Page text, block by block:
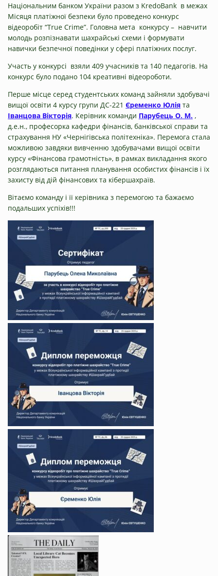
Національним банком України разом з KredoBank в межах
Місяця платіжної безпеки було проведено конкурс
відеоробіт “True Crime”. Головна мета конкурсу – навчити
молодь розпізнавати шахрайські схеми і формувати
навички безпечної поведінки у сфері платіжних послуг.
Участь у конкурсі взяли 409 учасників та 140 педагогів. На
конкурс було подано 104 креативні відеороботи.
Перше місце серед студентських команд зайняли здобувачі
вищої освіти 4 курсу групи ДС-221 Єременко Юлія та
Іванцова Вікторія. Керівник команди Парубець О. М. ,
д.е.н., професорка кафедри фінансів, банківської справи та
страхування НУ «Чернігівська політехніка». Перемога стала
можливою завдяки вивченню здобувачами вищої освіти
курсу «Фінансова грамотність», в рамках викладання якого
розглядаються питання планування особистих фінансів і їх
захисту від дій фінансових та кібершахраїв.
Вітаємо команду і її керівника з перемогою та бажаємо
подальших успіхів!!!